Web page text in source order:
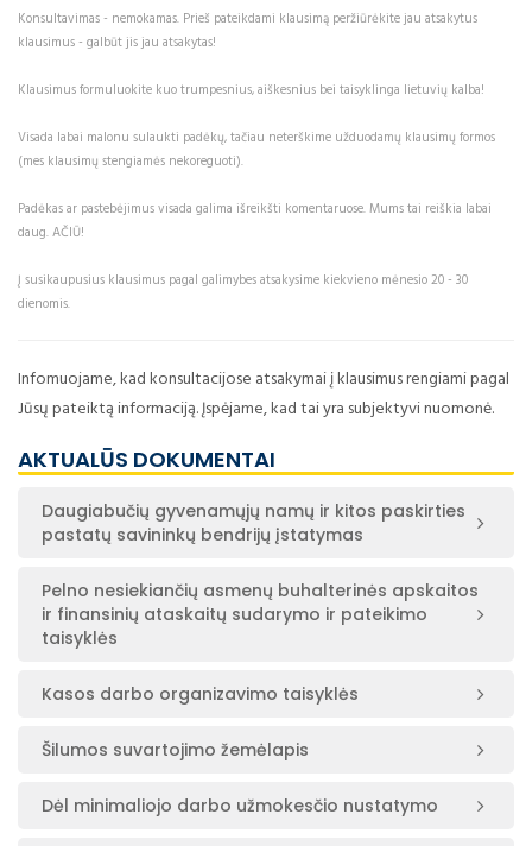
Konsultavimas - nemokamas. Prieš pateikdami klausimą peržiūrėkite jau atsakytus
klausimus - galbūt jis jau atsakytas!
Klausimus formuluokite kuo trumpesnius, aiškesnius bei taisyklinga lietuvių kalba!
Visada labai malonu sulaukti padėkų, tačiau neterškime užduodamų klausimų formos
(mes klausimų stengiamės nekoreguoti).
Padėkas ar pastebėjimus visada galima išreikšti komentaruose. Mums tai reiškia labai
daug. AČIŪ!
Į susikaupusius klausimus pagal galimybes atsakysime kiekvieno mėnesio 20 - 30
dienomis.
Infomuojame, kad konsultacijose atsakymai į klausimus rengiami pagal
Jūsų pateiktą informaciją. Įspėjame, kad tai yra subjektyvi nuomonė.
AKTUALŪS DOKUMENTAI
Daugiabučių gyvenamųjų namų ir kitos paskirties
pastatų savininkų bendrijų įstatymas
Pelno nesiekiančių asmenų buhalterinės apskaitos
ir finansinių ataskaitų sudarymo ir pateikimo
taisyklės
Kasos darbo organizavimo taisyklės
Šilumos suvartojimo žemėlapis
Dėl minimaliojo darbo užmokesčio nustatymo